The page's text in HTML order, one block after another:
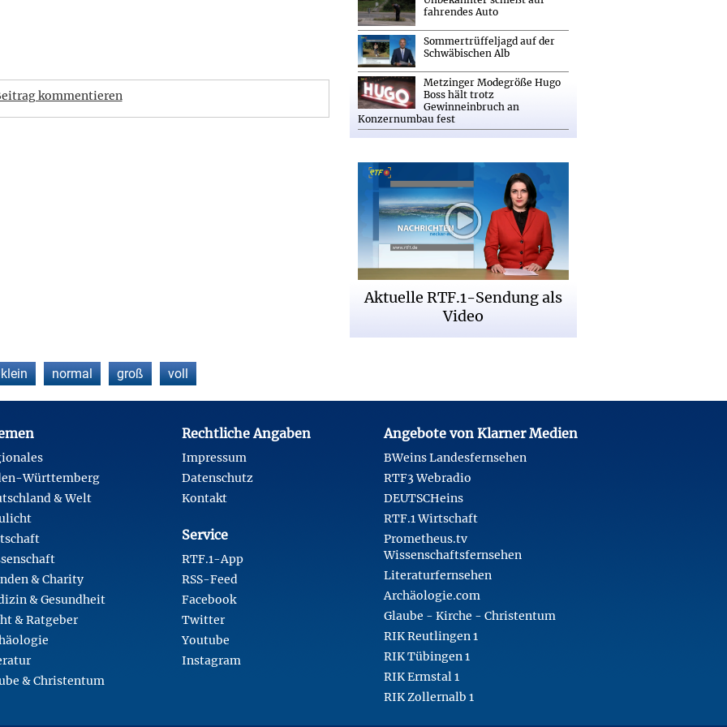
kommentieren
fahrendes Auto
Sommertrüffeljagd auf der
Schwäbischen Alb
Metzinger Modegröße Hugo
Boss hält trotz
Gewinneinbruch an
Konzernumbau fest
Aktuelle RTF.1-Sendung als
Video
klein normal groß voll
Württemberg
& Welt
& Charity
& Gesundheit
& Ratgeber
& Christentum
Rechtliche Angaben
Impressum
Datenschutz
Kontakt
Service
RTF.1-App
RSS-Feed
Facebook
Twitter
Youtube
Instagram
Angebote von Klarner Medien
BWeins Landesfernsehen
RTF3 Webradio
DEUTSCHeins
RTF.1 Wirtschaft
Prometheus.tv
Wissenschaftsfernsehen
Literaturfernsehen
Archäologie.com
Glaube - Kirche - Christentum
RIK Reutlingen 1
RIK Tübingen 1
RIK Ermstal 1
RIK Zollernalb 1